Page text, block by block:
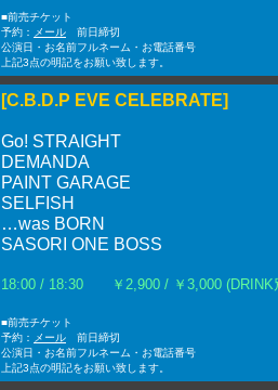
■前売チケット
予約：
メール 前日締切
公演日・お名前フルネーム・お電話番号
上記3点の明記をお願い致します。
[C.B.D.P EVE CELEBRATE]
Go! STRAIGHT
DEMANDA
PAINT GARAGE
SELFISH
…was BORN
SASORI ONE BOSS
18:00 / 18:30 ￥2,900 / ￥3,000 (DRINK
■前売チケット
予約：
メール 前日締切
公演日・お名前フルネーム・お電話番号
上記3点の明記をお願い致します。